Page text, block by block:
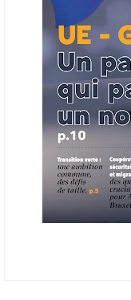
06/06/26 AFRICA
Cette semaine, Africa
bouclé un prêt
levée de son histoire.
été relevée de 400
banques
d'institutions
L'Asie-Pacifique et
devant le Moyen-Orient
de l'institution
ECHANGES